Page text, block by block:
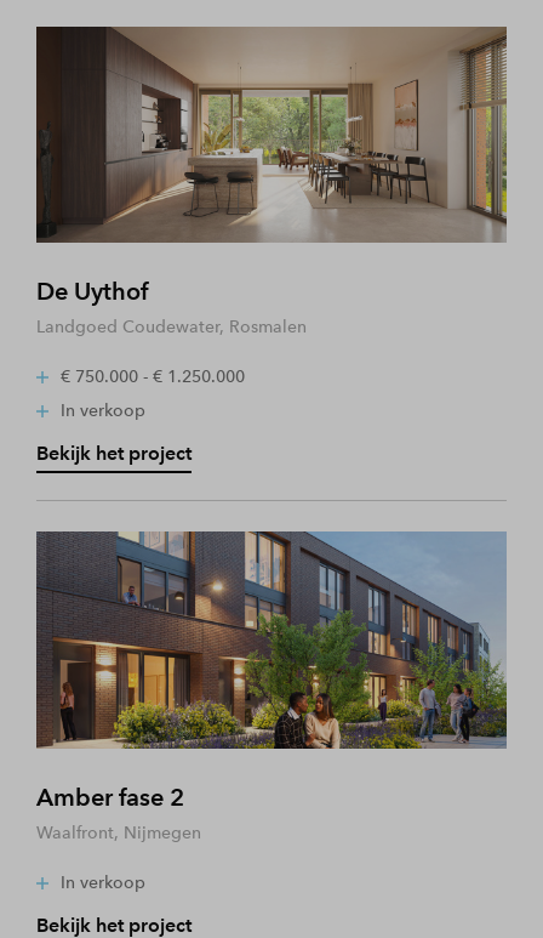
De Uythof
Landgoed Coudewater, Rosmalen
€ 750.000 - € 1.250.000
In verkoop
Bekijk het project
Amber fase 2
Waalfront, Nijmegen
In verkoop
Bekijk het project